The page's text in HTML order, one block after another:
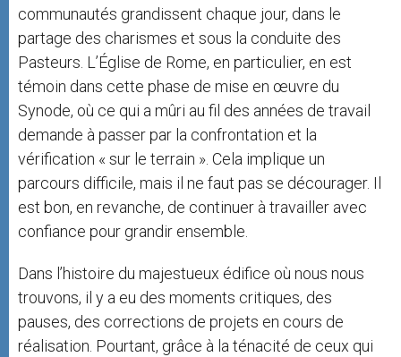
communautés grandissent chaque jour, dans le
partage des charismes et sous la conduite des
Pasteurs. L’Église de Rome, en particulier, en est
témoin dans cette phase de mise en œuvre du
Synode, où ce qui a mûri au fil des années de travail
demande à passer par la confrontation et la
vérification « sur le terrain ». Cela implique un
parcours difficile, mais il ne faut pas se décourager. Il
est bon, en revanche, de continuer à travailler avec
confiance pour grandir ensemble.
Dans l’histoire du majestueux édifice où nous nous
trouvons, il y a eu des moments critiques, des
pauses, des corrections de projets en cours de
réalisation. Pourtant, grâce à la ténacité de ceux qui